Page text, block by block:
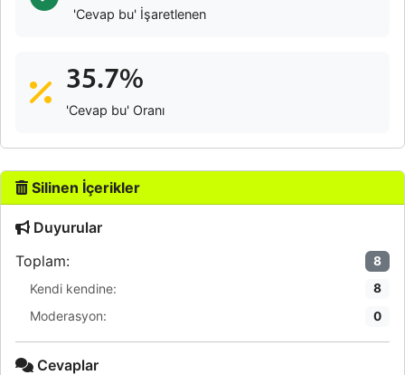
'Cevap bu' İşaretlenen
35.7%
'Cevap bu' Oranı
Silinen İçerikler
Duyurular
Toplam:
8
Kendi kendine: 8
Moderasyon: 0
Cevaplar